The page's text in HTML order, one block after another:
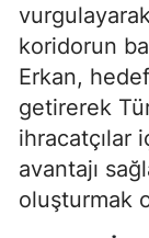
koridorun
Erkan,
getirerek
ihracatçılar
avantajı
oluşturmak